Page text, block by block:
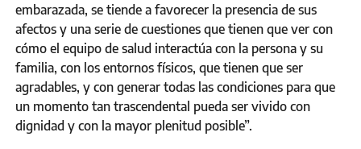
embarazada, se tiende a favorecer la presencia de sus
afectos y una serie de cuestiones que tienen que ver con
cómo el equipo de salud interactúa con la persona y su
familia, con los entornos físicos, que tienen que ser
agradables, y con generar todas las condiciones para que
un momento tan trascendental pueda ser vivido con
dignidad y con la mayor plenitud posible”.